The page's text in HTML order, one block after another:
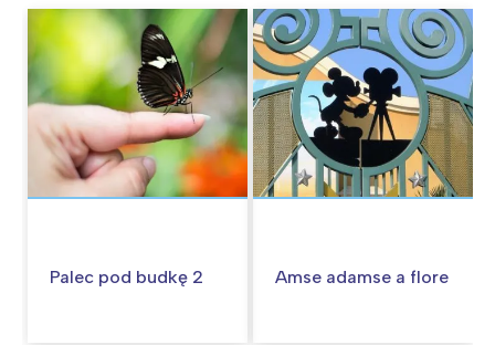
Palec pod budkę 2 Amse adamse a flore